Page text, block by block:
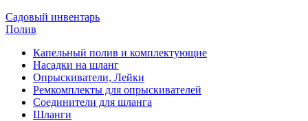
Садовый инвентарь
Полив
Капельный полив и комплектующие
Насадки на шланг
Опрыскиватели, Лейки
Ремкомплекты для опрыскивателей
Соединители для шланга
Шланги